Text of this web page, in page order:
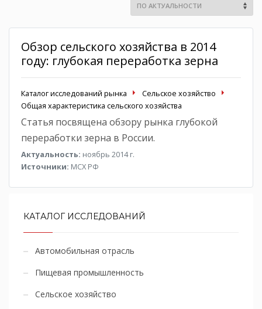
Обзор сельского хозяйства в 2014
году: глубокая переработка зерна
Каталог исследований рынка
Сельское хозяйство
Общая характеристика сельского хозяйства
Статья посвящена обзору рынка глубокой
переработки зерна в России.
Актуальность: ноябрь 2014 г.
Источники: МСХ РФ
КАТАЛОГ ИССЛЕДОВАНИЙ
Автомобильная отрасль
Пищевая промышленность
Сельское хозяйство